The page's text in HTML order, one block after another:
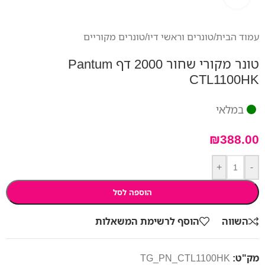
עמוד הבית/טונרים וראשי דיו/טונרים מקוריים
טונר מקורי שחור 2000 דף Pantum
CTL1100HK
במלאי
₪388.00
-
+
הוספה לסל
השווה הוסף לרשימת המשאלות
מק"ט: TG_PN_CTL1100HK